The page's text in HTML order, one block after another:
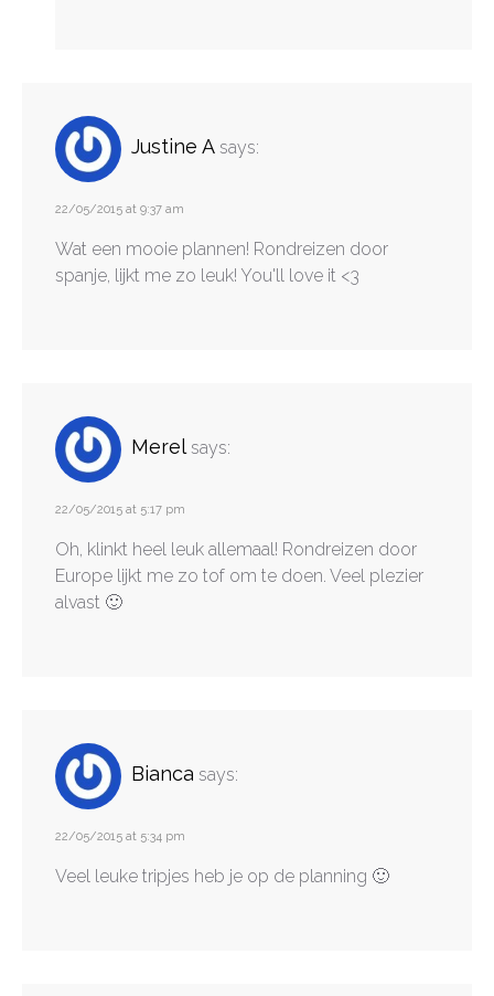
Justine A says:
22/05/2015 at 9:37 am
Wat een mooie plannen! Rondreizen door
spanje, lijkt me zo leuk! You'll love it <3
Merel says:
22/05/2015 at 5:17 pm
Oh, klinkt heel leuk allemaal! Rondreizen door
Europe lijkt me zo tof om te doen. Veel plezier
alvast 🙂
Bianca says:
22/05/2015 at 5:34 pm
Veel leuke tripjes heb je op de planning 🙂